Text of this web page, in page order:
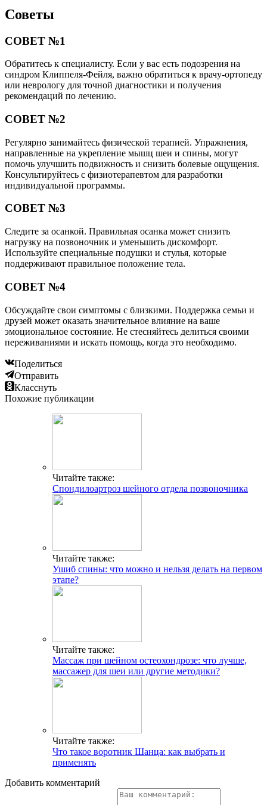
Советы
СОВЕТ №1
Обратитесь к специалисту. Если у вас есть подозрения на
синдром Клиппеля-Фейля, важно обратиться к врачу-ортопеду
или неврологу для точной диагностики и получения
рекомендаций по лечению.
СОВЕТ №2
Регулярно занимайтесь физической терапией. Упражнения,
направленные на укрепление мышц шеи и спины, могут
помочь улучшить подвижность и снизить болевые ощущения.
Консультируйтесь с физиотерапевтом для разработки
индивидуальной программы.
СОВЕТ №3
Следите за осанкой. Правильная осанка может снизить
нагрузку на позвоночник и уменьшить дискомфорт.
Используйте специальные подушки и стулья, которые
поддерживают правильное положение тела.
СОВЕТ №4
Обсуждайте свои симптомы с близкими. Поддержка семьи и
друзей может оказать значительное влияние на ваше
эмоциональное состояние. Не стесняйтесь делиться своими
переживаниями и искать помощь, когда это необходимо.
Поделиться
Отправить
Класснуть
Похожие публикации
Читайте также:
Спондилоартроз шейного отдела позвоночника
Читайте также:
Ушиб спины: что можно и нельзя делать на первом
этапе?
Читайте также:
Массаж при шейном остеохондрозе: что лучше,
массажер для шеи или другие методики?
Читайте также:
Что такое воротник Шанца: как выбрать и
применять
Добавить комментарий